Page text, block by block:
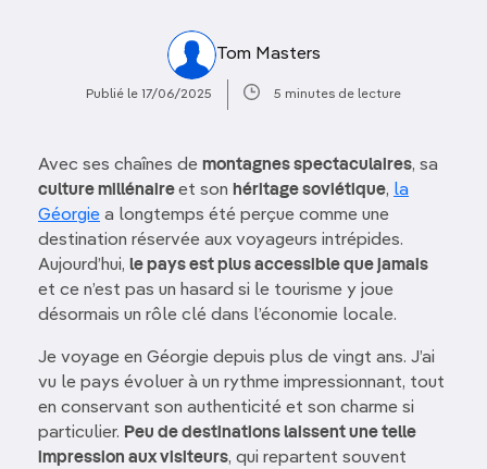
Tom Masters
Publié le 17/06/2025 5 minutes de lecture
Avec ses chaînes de montagnes spectaculaires, sa
culture millénaireet son héritage soviétique, la
Géorgie a longtemps été perçue comme une
destination réservée aux voyageurs intrépides.
Aujourd’hui, le pays est plus accessible que jamais
et ce n’est pas un hasard si le tourisme y joue
désormais un rôle clé dans l’économie locale.
Je voyage en Géorgie depuis plus de vingt ans. J’ai
vu le pays évoluer à un rythme impressionnant, tout
en conservant son authenticité et son charme si
particulier. Peu de destinations laissent une telle
impression aux visiteurs, qui repartent souvent